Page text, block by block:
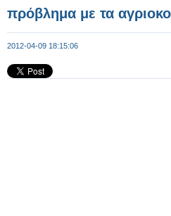
πρόβλημα με τα
2012-04-09 18:15:06